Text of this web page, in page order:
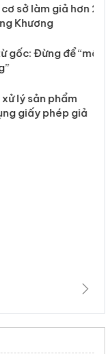
cơ sở làm giả
Cù Mường
gốc: Đừng để